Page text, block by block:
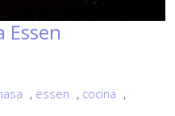
Essen
, essen , cocina ,